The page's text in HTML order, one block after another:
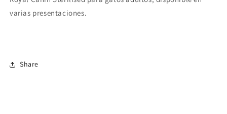
varias presentaciones.
Share